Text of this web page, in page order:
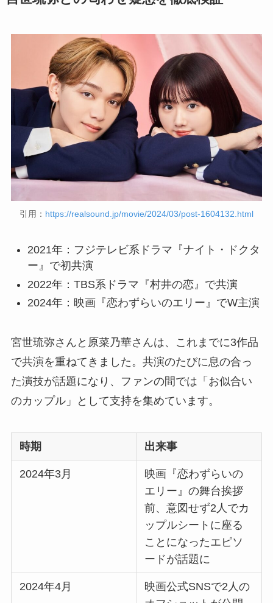
引用： https://realsound.jp/movie/2024/03/post-1604132.html
2021年：フジテレビ系ドラマ『ナイト・ドクタ
ー』で初共演
2022年：TBS系ドラマ『村井の恋』で共演
2024年：映画『恋わずらいのエリー』でW主演
宮世琉弥さんと原菜乃華さんは、これまでに3作品
で共演を重ねてきました。共演のたびに息の合っ
た演技が話題になり、ファンの間では「お似合い
のカップル」として支持を集めています。
時期 出来事
2024年3月
映画『恋わずらいの
エリー』の舞台挨拶
前、意図せず2人でカ
ップルシートに座る
ことになったエピソ
ードが話題に
2024年4月
映画公式SNSで2人の